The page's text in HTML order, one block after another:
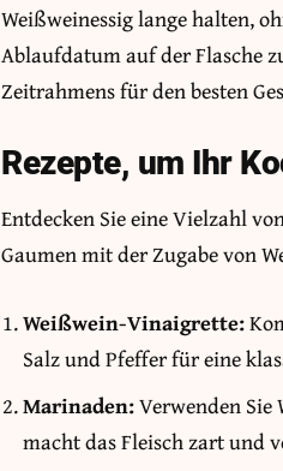
Weißweinessig lange halten,
Ablaufdatum auf der Flasche
Zeitrahmens für den besten
Rezepte, um Ihr
Entdecken Sie eine Vielzahl
Gaumen mit der Zugabe von
Weißwein-Vinaigrette:
Salz und Pfeffer für eine
Marinaden:Verwenden
macht das Fleisch zart und